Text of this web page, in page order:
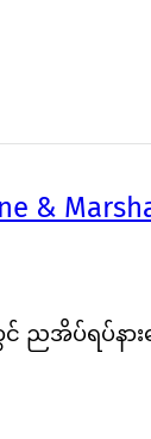
င် ညအိပ်ရပ်န